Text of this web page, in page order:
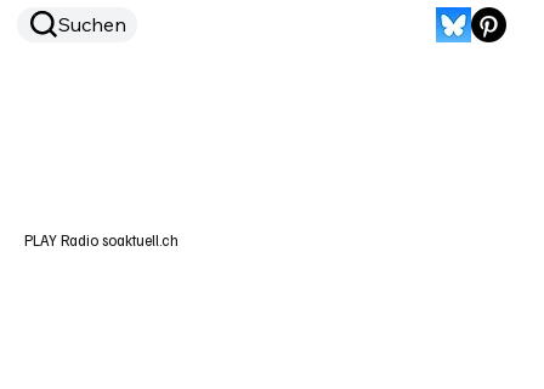
Suchen
PLAY Radio soaktuell.ch